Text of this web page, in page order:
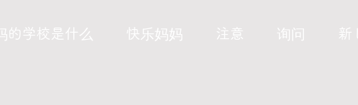
的学校是什么 快乐妈妈 注意 询问 新